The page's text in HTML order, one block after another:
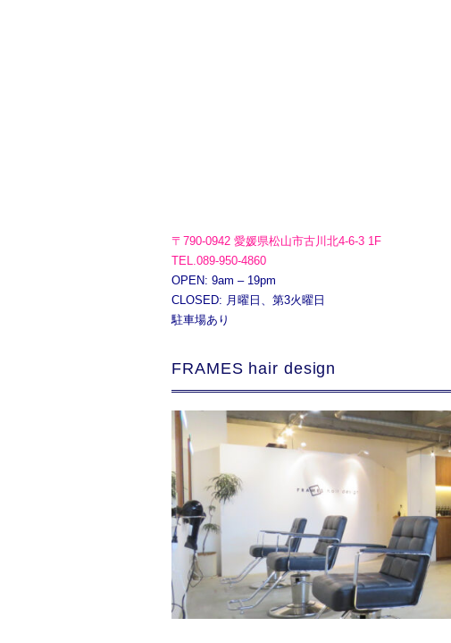
〒790-0942 愛媛県松山市古川北4-6-3 1F
TEL.089-950-4860
OPEN: 9am – 19pm
CLOSED: 月曜日、第3火曜日
駐車場あり
FRAMES hair design